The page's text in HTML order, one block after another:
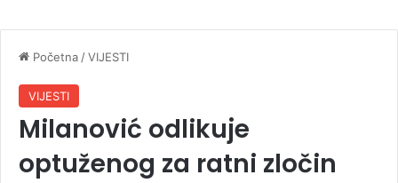
Početna /VIJESTI
VIJESTI
Milanović odlikuje
optuženog za ratni zločin